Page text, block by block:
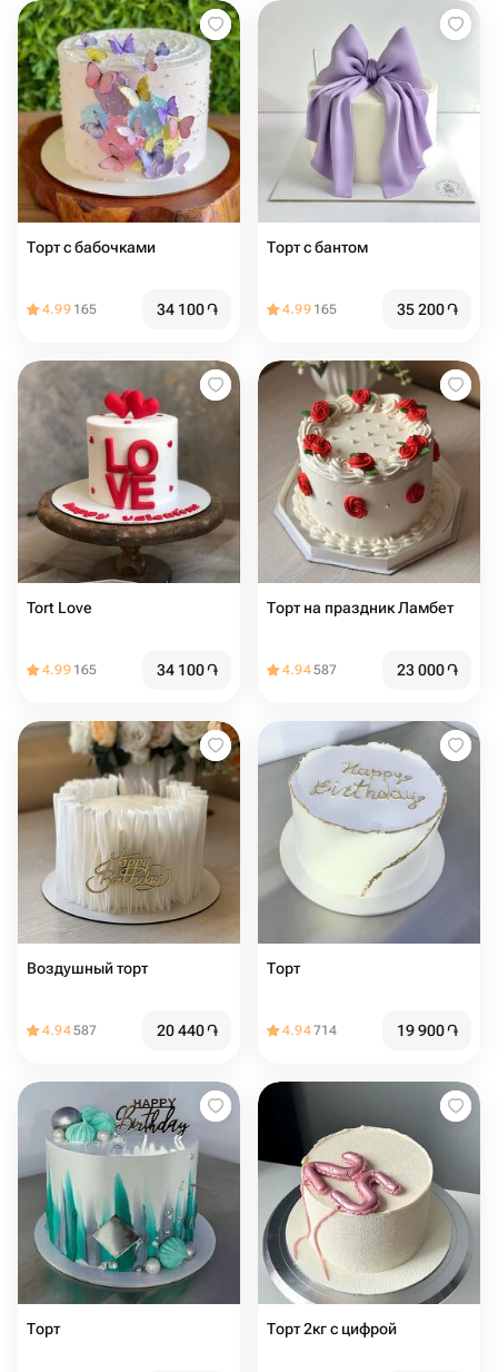
Торт с бабочками
4.99 165 34 100֏
Торт с бантом
4.99 165 35 200֏
Tort Love
4.99 165 34 100֏
Торт на праздник Ламбет
4.94587 23 000֏
Воздушный торт
4.94587 20 440֏
Торт
4.94714 19 900֏
Торт Торт 2кг с цифрой